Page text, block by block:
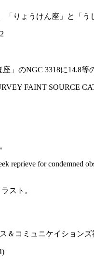
「りょうけん座」と「
座」のNGC 3318に14.8
FAINT SOURCE
reprieve for condemned
スト。
＆コミュニケイション